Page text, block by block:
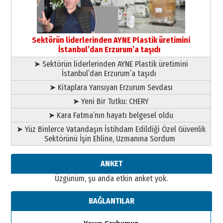
Esat BİNDESEN
TRT’NİN BÖLGEYE AÇILAN SESİ
09 Ağustos 2026 Pazar
Sektörün liderlerinden AYNE Plastik üretimini
İstanbul’dan Erzurum’a taşıdı
➤ Sektörün liderlerinden AYNE Plastik üretimini
İstanbul’dan Erzurum’a taşıdı
➤ Kitaplara Yansıyan Erzurum Sevdası
➤ Yeni Bir Tutku: CHERY
➤ Kara Fatma’nın hayatı belgesel oldu
➤ Yüz Binlerce Vatandaşın İstihdam Edildiği Özel Güvenlik
Sektörünü İşin Ehline, Uzmanına Sordum
ANKET
Üzgünüm, şu anda etkin anket yok.
BAĞLANTILAR